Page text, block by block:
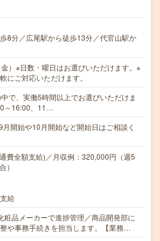
8分／広尾駅から徒歩13分／代官山駅か
）※日数・曜日はお選びいただけます。※
にご対応いただけます。
で、実働5時間以上でお選びいただけま
～16:00、11…
開始や10月開始など開始日はご相談く
費全額支給)／月収例：320,000円（週5
）
給
粧品メーカーで進捗管理／商品開発部に
や事務手続きを担当します。【業務…